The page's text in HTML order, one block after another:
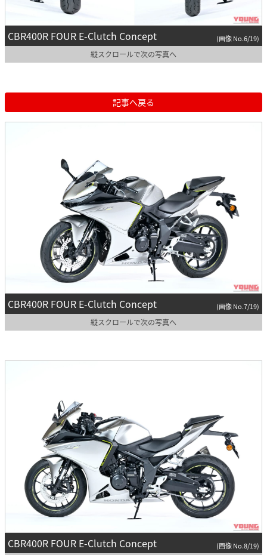
CBR400R FOUR E-Clutch Concept (画像 No.6/19)
縦スクロールで次の写真へ
記事へ戻る
CBR400R FOUR E-Clutch Concept (画像 No.7/19)
縦スクロールで次の写真へ
CBR400R FOUR E-Clutch Concept (画像 No.8/19)